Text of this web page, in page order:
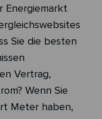
Energiemarkt
Sie die besten
Vertrag,
Wenn Sie
Meter haben,